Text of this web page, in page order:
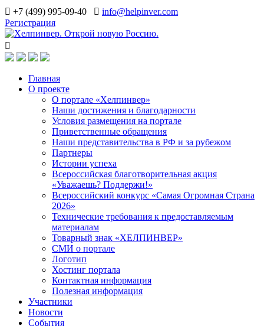
+7 (499) 995-09-40
info@helpinver.com
Регистрация
Главная
О проекте
О портале «Хелпинвер»
Наши достижения и благодарности
Условия размещения на портале
Приветственные обращения
Наши представительства в РФ и за рубежом
Партнеры
Истории успеха
Всероссийская благотворительная акция
«Уважаешь? Поддержи!»
Всероссийский конкурс «Самая Огромная Страна
2026»
Технические требования к предоставляемым
материалам
Товарный знак «ХЕЛПИНВЕР»
СМИ о портале
Логотип
Хостинг портала
Контактная информация
Полезная информация
Участники
Новости
События